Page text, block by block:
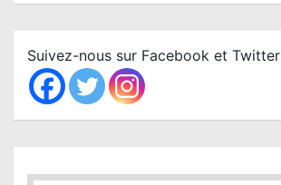
a
c
h
Suivez-nous sur Facebook et Twitter